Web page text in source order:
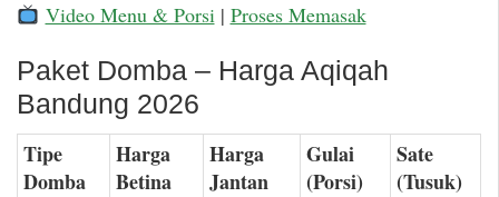
Video Menu & Porsi| Proses Memasak
Paket Domba – Harga Aqiqah
Bandung 2026
Tipe
Domba
Harga
Betina
Harga
Jantan
Gulai
(Porsi)
Sate
(Tusuk)